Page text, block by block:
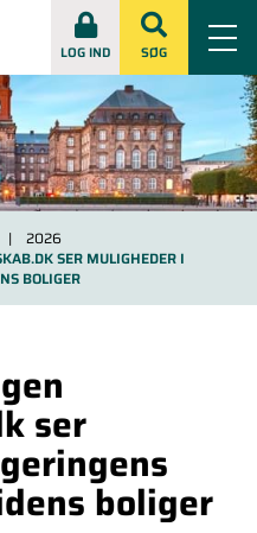
LOG IND SØG
2026
SER MULIGHEDER I
BOLIGER
ser
boliger